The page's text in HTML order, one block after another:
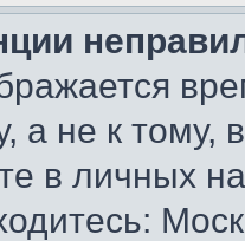
а не к тому,
в личных